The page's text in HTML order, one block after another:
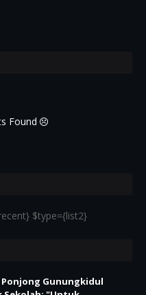
Found
$type={list2}
Ponjong Gunungkidul